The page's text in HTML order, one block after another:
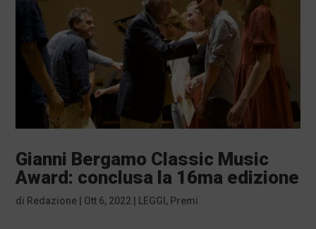
Gianni Bergamo Classic Music
Award: conclusa la 16ma edizione
di Redazione Ott 6, 2022 LEGGI , Premi